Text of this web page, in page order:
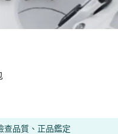
查品質、正品鑑定